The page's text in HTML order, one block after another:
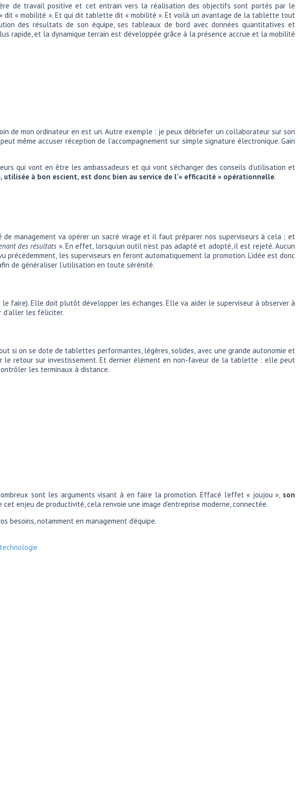
de travail positive et cet entrain vers la réalisation des objectifs sont portés par le
« mobilité ». Et qui dit tablette dit « mobilité ». Et voilà un avantage de la tablette tout
des résultats de son équipe, ses tableaux de bord avec données quantitatives et
rapide, et la dynamique terrain est développée grâce à la présence accrue et la mobilité
de mon ordinateur en est un. Autre exemple : je peux débriefer un collaborateur sur son
même accuser réception de l’accompagnement sur simple signature électronique. Gain
qui vont en être les ambassadeurs et qui vont s’échanger des conseils d’utilisation et
à bon escient, est donc bien au service de l’« efficacité » opérationnelle.
de management va opérer un sacré virage et il faut préparer nos superviseurs à cela ; et
des résultats ». En effet, lorsqu’un outil n’est pas adapté et adopté, il est rejeté. Aucun
les superviseurs en feront automatiquement la promotion. L’idée est donc
de généraliser l’utilisation en toute sérénité.
faire). Elle doit plutôt développer les échanges. Elle va aider le superviseur à observer à
d’aller les féliciter.
si on se dote de tablettes performantes, légères, solides, avec une grande autonomie et
le retour sur investissement. Et dernier élément en non-faveur de la tablette : elle peut
les terminaux à distance.
sont les arguments visant à en faire la promotion. Effacé l’effet « joujou », son
enjeu de productivité, cela renvoie une image d’entreprise moderne, connectée.
besoins, notamment en management d’équipe.
technologie